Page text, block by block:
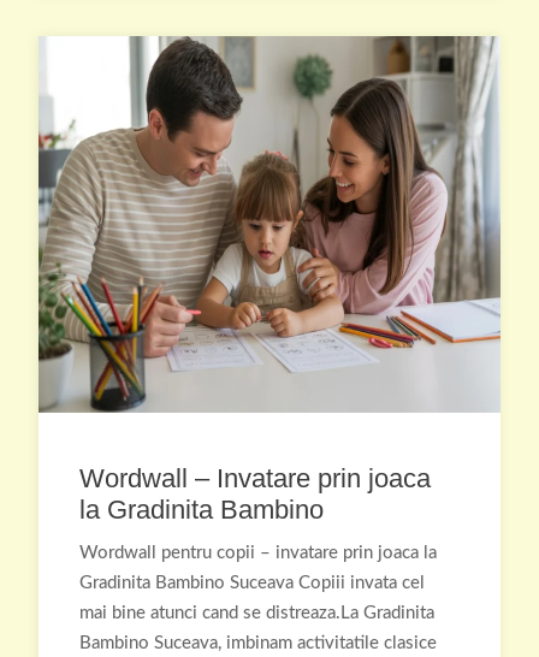
Wordwall – Invatare prin joaca
la Gradinita Bambino
Wordwall pentru copii – invatare prin joaca la
Gradinita Bambino Suceava Copiii invata cel
mai bine atunci cand se distreaza.La Gradinita
Bambino Suceava, imbinam activitatile clasice